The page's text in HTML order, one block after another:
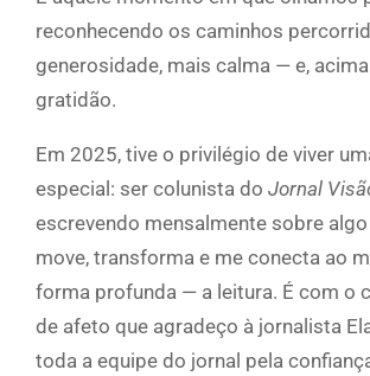
reconhecendo os caminhos
generosidade, mais calma — e,
gratidão.
Em 2025, tive o privilégio de viver
especial: ser colunista do Jornal
escrevendo mensalmente sobre
move, transforma e me conecta ao
forma profunda — a leitura. É com o
de afeto que agradeço à jornalista
toda a equipe do jornal pela